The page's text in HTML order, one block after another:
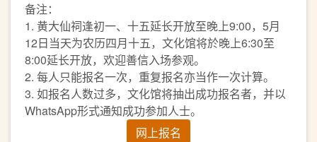
备注：
1. 黄大仙祠逢初一、十五延长开放至晚上9:00，5月
12日当天为农历四月十五，文化馆将於晚上6:30至
8:00延长开放，欢迎善信入场参观。
2. 每人只能报名一次，重复报名亦当作一次计算。
3. 如报名人数过多，文化馆将抽出成功报名者，并以
WhatsApp形式通知成功参加人士。
网上报名